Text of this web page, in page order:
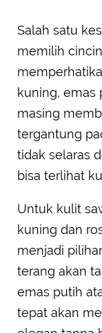
Salah satu
memilih
kuning, emas
masing
tergantung
tidak selaras
bisa terlihat
Untuk kulit
kuning dan
menjadi
terang akan
emas putih
tepat akan